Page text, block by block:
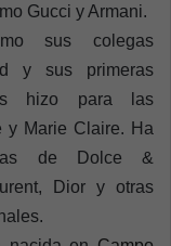
Gucci y Armani.
sus colegas
y sus primeras
hizo para las
y Marie Claire. Ha
de Dolce &
Dior y otras